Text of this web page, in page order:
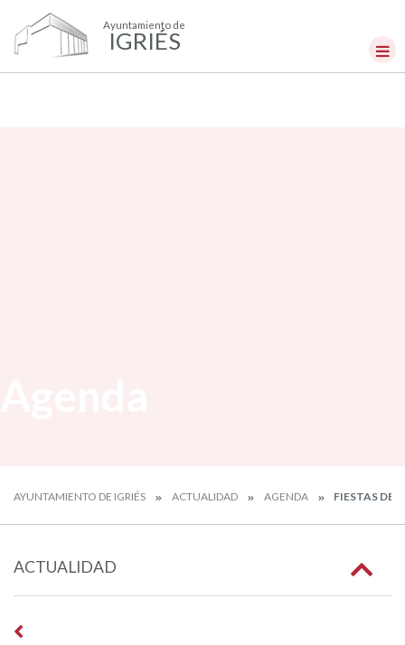
Ayuntamiento de
IGRIÉS
AYUNTAMIENTO DE IGRIÉS ACTUALIDAD AGENDA FIESTAS DE
ACTUALIDAD